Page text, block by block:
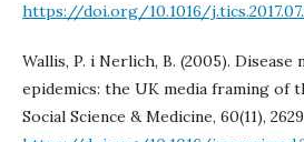
https://doi.org/10.1016/
Wallis, P. i Nerlich, B. (2005).
epidemics: the UK media framing of
Social Science & Medicine, 60(11),